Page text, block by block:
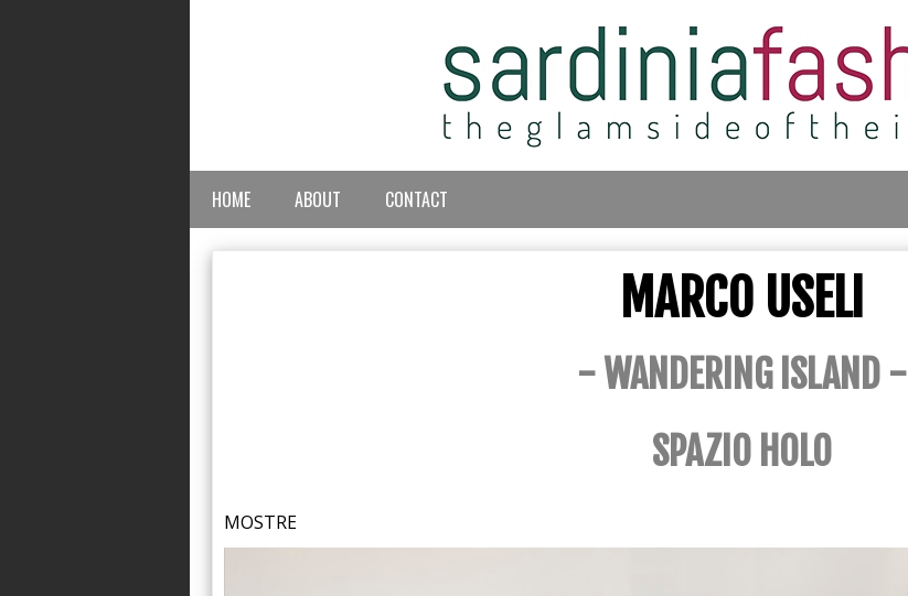
HOME ABOUT CONTACT
MARCO USELI
- WANDERING ISLAND -
SPAZIO HOLO
MOSTRE